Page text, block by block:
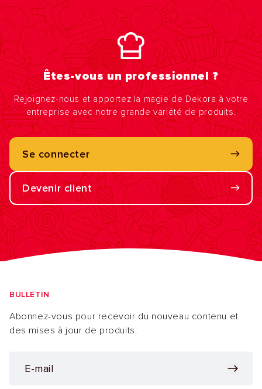
Êtes-vous un professionnel ?
Rejoignez-nous et apportez la magie de Dekora à votre
entreprise avec notre grande variété de produits.
Se connecter
Devenir client
BULLETIN
Abonnez-vous pour recevoir du nouveau contenu et
des mises à jour de produits.